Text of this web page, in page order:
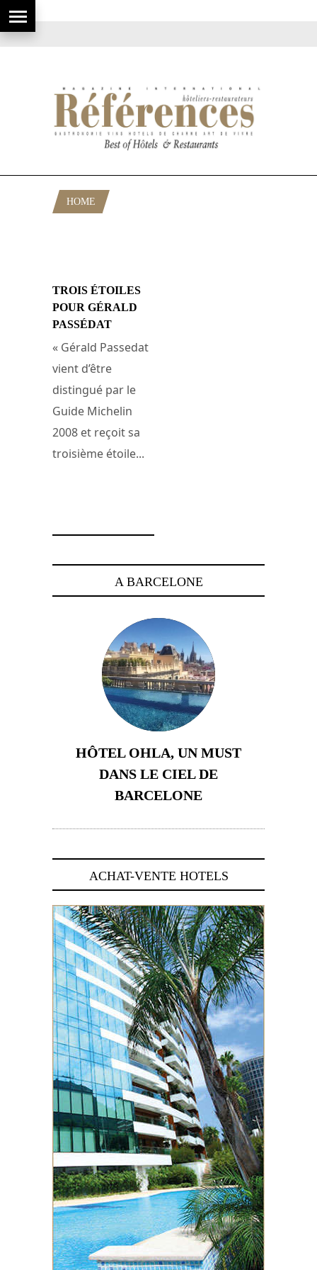
HOME
TROIS ÉTOILES
POUR GÉRALD
PASSÉDAT
« Gérald Passedat
vient d’être
distingué par le
Guide Michelin
2008 et reçoit sa
troisième étoile...
A BARCELONE
HÔTEL OHLA, UN MUST
DANS LE CIEL DE
BARCELONE
ACHAT-VENTE HOTELS